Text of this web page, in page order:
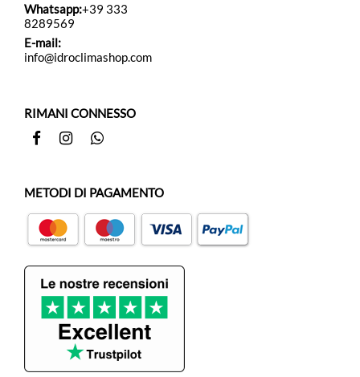
METODI DI PAGAMENTO
Whatsapp:+39 333
8289569
E-mail:
info@idroclimashop.com
RIMANI CONNESSO
FacebookInstagramWhatsapp